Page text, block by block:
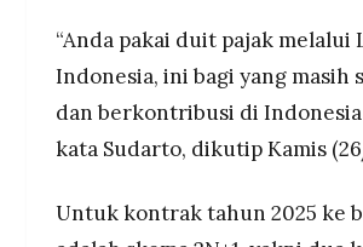
“Anda pakai duit pajak melalui
Indonesia, ini bagi yang masih
dan berkontribusi di Indonesia
kata Sudarto, dikutip Kamis
Untuk kontrak tahun 2025 ke